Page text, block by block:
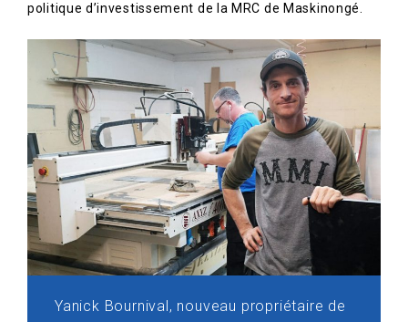
politique d’investissement de la MRC de Maskinongé.
Yanick Bournival, nouveau propriétaire de